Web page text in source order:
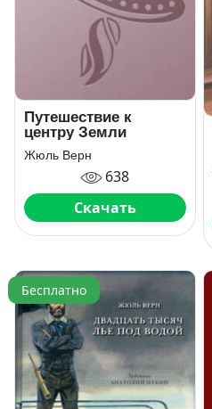
Путешествие к
центру Земли
Жюль Верн
638
Скачать
Бесплатно